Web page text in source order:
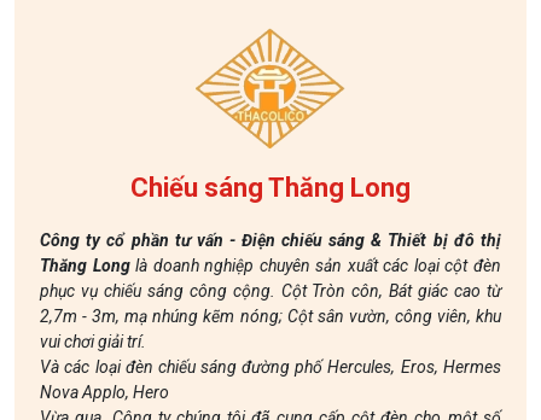
Chiếu sáng Thăng Long
Công ty cổ phần tư vấn - Điện chiếu sáng & Thiết bị đô thị
Thăng Longlà doanh nghiệp chuyên sản xuất các loại cột đèn
phục vụ chiếu sáng công cộng. Cột Tròn côn, Bát giác cao từ
2,7m - 3m, mạ nhúng kẽm nóng; Cột sân vườn, công viên, khu
vui chơi giải trí.
Và các loại đèn chiếu sáng đường phố Hercules, Eros, Hermes
Nova Applo, Hero